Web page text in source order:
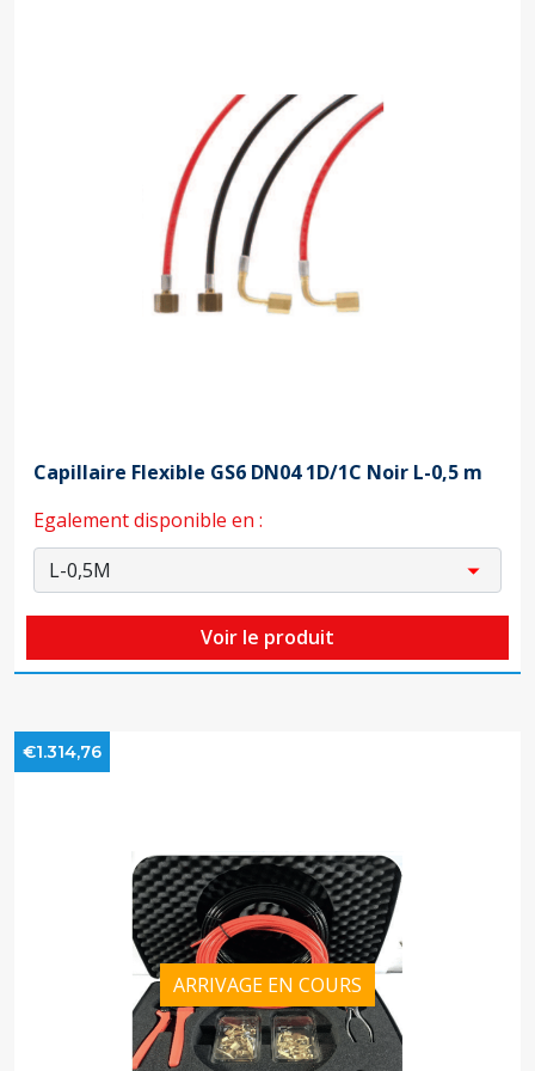
Capillaire Flexible GS6 DN04 1D/1C Noir L-0,5 m
Egalement disponible en :
Voir le produit
ARRIVAGE EN COURS
€1.314,76